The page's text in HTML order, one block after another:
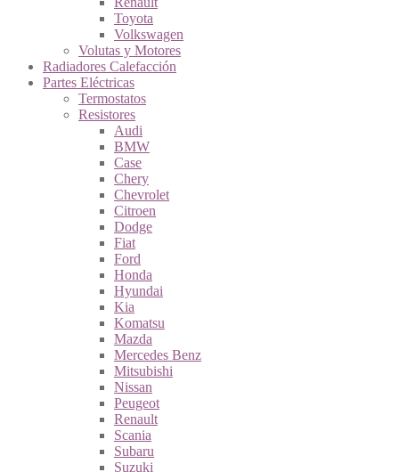
Toyota
Volkswagen
Volutas y Motores
Radiadores Calefacción
Partes Eléctricas
Termostatos
Resistores
Audi
BMW
Case
Chery
Chevrolet
Citroen
Dodge
Fiat
Ford
Honda
Hyundai
Kia
Komatsu
Mazda
Mercedes Benz
Mitsubishi
Nissan
Peugeot
Renault
Scania
Subaru
Suzuki